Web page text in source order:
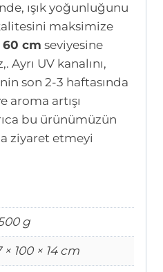
ışık yoğunluğunu
maksimize
60 cm seviyesine
UV kanalını,
son 2-3 haftasında
aroma artışı
bu ürünümüzün
ziyaret etmeyi
g
× 100 × 14 cm